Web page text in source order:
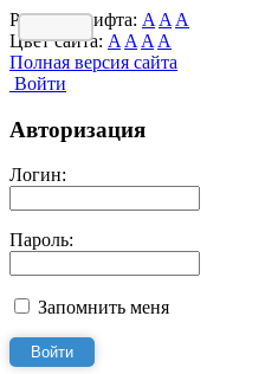
Размер шрифта: A A A
Цвет сайта: A A A A
Полная версия сайта
Войти
Авторизация
Логин:
Пароль:
Запомнить меня